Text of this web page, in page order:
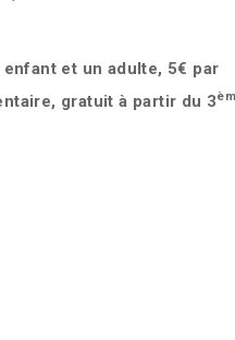
enfant et un adulte, 5€ par
gratuit à partir du 3